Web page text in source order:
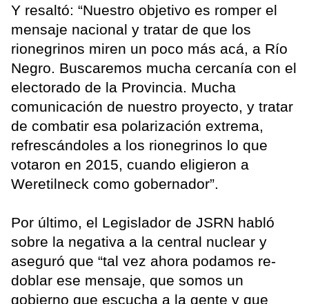
Y resaltó: “Nuestro objetivo es romper el
mensaje nacional y tratar de que los
rionegrinos miren un poco más acá, a Río
Negro. Buscaremos mucha cercanía con el
electorado de la Provincia. Mucha
comunicación de nuestro proyecto, y tratar
de combatir esa polarización extrema,
refrescándoles a los rionegrinos lo que
votaron en 2015, cuando eligieron a
Weretilneck como gobernador”.
Por último, el Legislador de JSRN habló
sobre la negativa a la central nuclear y
aseguró que “tal vez ahora podamos re-
doblar ese mensaje, que somos un
gobierno que escucha a la gente y que